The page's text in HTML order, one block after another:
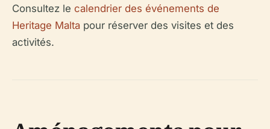
Consultez le calendrier des événements de
Heritage Malta pour réserver des visites et des
activités.